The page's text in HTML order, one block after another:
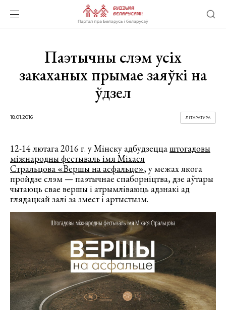
Паэтычны слэм усіх
закаханых прымае заяўкі на
ўдзел
18.01.2016 ЛІТАРАТУРА
12-14 лютага 2016 г. у Мінску адбудзеццаштогадовы
міжнародны фестываль імя Міхася
Стральцова «Вершы на асфальце», у межах якога
пройдзе слэм — паэтычнае спаборніцтва, дзе аўтары
чытаюць свае вершы і атрымліваюць адзнакі ад
глядацкай залі за змест і артыстызм.